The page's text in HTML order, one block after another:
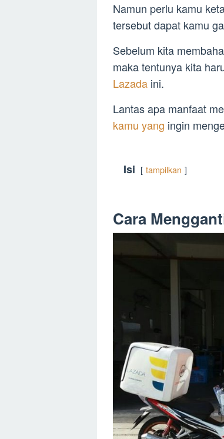
Namun perlu kamu
tersebut dapat kamu
Sebelum kita
maka tentunya kita
Lazada ini.
Lantas apa manfaat
kamu yang ingin
Isi tampilkan
Cara